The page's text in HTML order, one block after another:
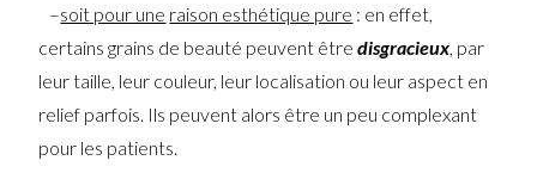
–soit pour une raison esthétique pure : en effet,
certains grains de beauté peuvent êtredisgracieux, par
leur taille, leur couleur, leur localisation ou leur aspect en
relief parfois. Ils peuvent alors être un peu complexant
pour les patients.